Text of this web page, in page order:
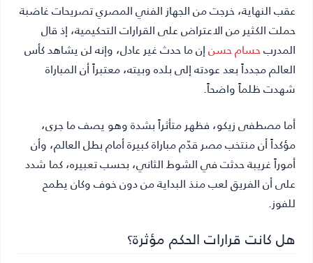
عقب النهاية، خرجت من الجهاز الفني المصري تصريحات غاضبة
حملت الكثير من الاعتراض على القرارات التحكيمية، إذ قال
المدربحسام حسنإن ما حدث غير عادل، وإنه لن يشاهد كأس
العالم مجدداً بعد عودته إلى بلده وبيته، معتبراً أن المباراة
شهدت ظلماً واضحاً.
أما مصطفى زيكو، فظهر متأثراً بشدة وهو يصف ما جرى،
مؤكداً أن منتخب مصر قدّم مباراة كبيرة أمام بطل العالم، وأن
أموراً غريبة حدثت في الشوط الثاني، بحسب تعبيره، كما شدد
على أن الفريق لعب منذ البداية من دون خوف وكان يطمح
للفوز.
هل كانت قرارات الحكم مؤثرة؟